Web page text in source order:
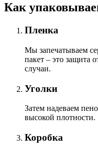
Как
Пленка
Мы запечатываем
пакет – это защита
случаи.
Уголки
Затем надеваем
высокой плотности.
Коробка